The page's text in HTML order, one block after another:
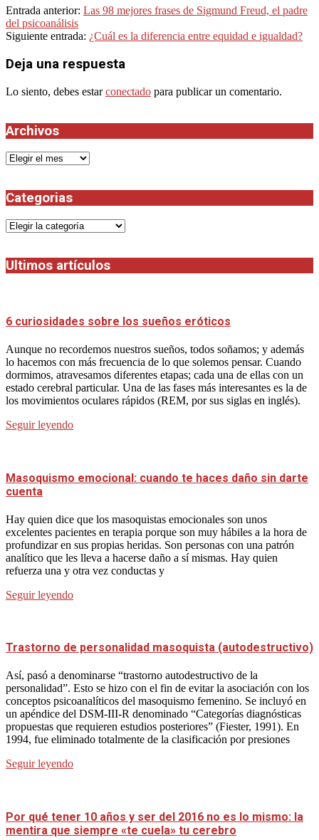
2021-
11-
02
Entrada anterior: Las 98 mejores frases de Sigmund Freud, el padre
del psicoanálisis
Siguiente entrada: ¿Cuál es la diferencia entre equidad e igualdad?
Deja una respuesta
Lo siento, debes estarconectado para publicar un comentario.
Archivos
Archivos
Categorias
Categorias
Ultimos artículos
6 curiosidades sobre los sueños eróticos
Aunque no recordemos nuestros sueños, todos soñamos; y además
lo hacemos con más frecuencia de lo que solemos pensar. Cuando
dormimos, atravesamos diferentes etapas; cada una de ellas con un
estado cerebral particular. Una de las fases más interesantes es la de
los movimientos oculares rápidos (REM, por sus siglas en inglés).
Seguir leyendo
Masoquismo emocional: cuando te haces daño sin darte
cuenta
Hay quien dice que los masoquistas emocionales son unos
excelentes pacientes en terapia porque son muy hábiles a la hora de
profundizar en sus propias heridas. Son personas con una patrón
analítico que les lleva a hacerse daño a sí mismas. Hay quien
refuerza una y otra vez conductas y
Seguir leyendo
Trastorno de personalidad masoquista (autodestructivo)
Así, pasó a denominarse “trastorno autodestructivo de la
personalidad”. Esto se hizo con el fin de evitar la asociación con los
conceptos psicoanalíticos del masoquismo femenino. Se incluyó en
un apéndice del DSM-III-R denominado “Categorías diagnósticas
propuestas que requieren estudios posteriores” (Fiester, 1991). En
1994, fue eliminado totalmente de la clasificación por presiones
Seguir leyendo
Por qué tener 10 años y ser del 2016 no es lo mismo: la
mentira que siempre «te cuela» tu cerebro